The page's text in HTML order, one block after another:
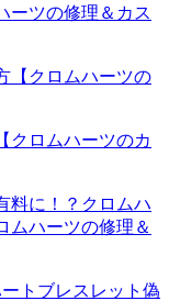
ーツの修理＆カス
【クロムハーツの
クロムハーツのカ
料に！？クロムハ
ムハーツの修理＆
トブレスレット偽